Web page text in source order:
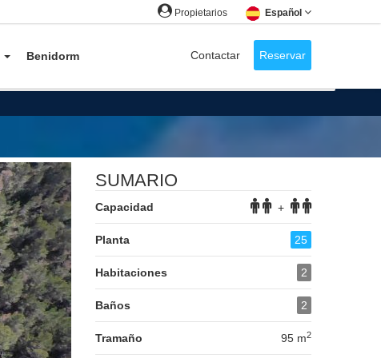
Propietarios Español
Benidorm Reservar
Contactar
Adelante SUMARIO
Capacidad +
Planta 25
Habitaciones 2
Baños 2
Tramaño 95 m2